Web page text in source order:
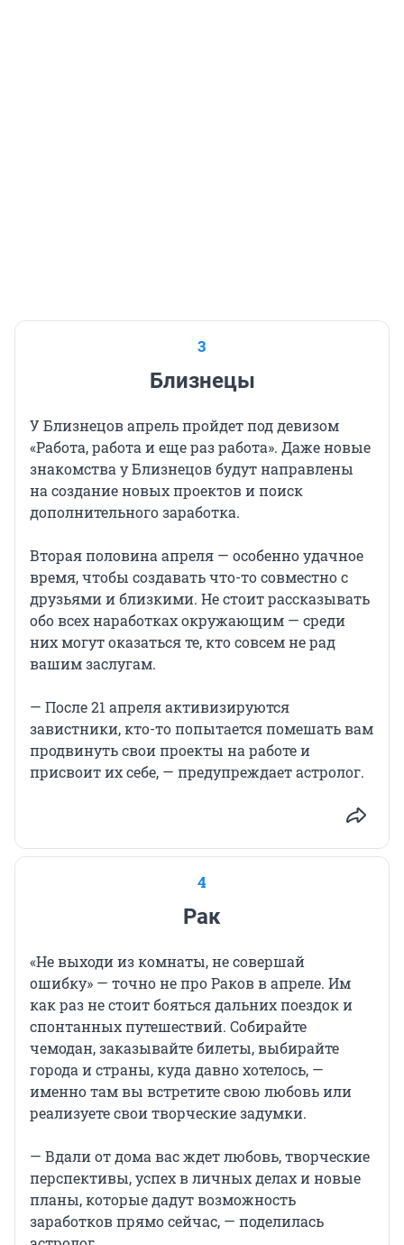
3
Близнецы
У Близнецов апрель пройдет под девизом
«Работа, работа и еще раз работа». Даже новые
знакомства у Близнецов будут направлены
на создание новых проектов и поиск
дополнительного заработка.
Вторая половина апреля — особенно удачное
время, чтобы создавать что-то совместно с
друзьями и близкими. Не стоит рассказывать
обо всех наработках окружающим — среди
них могут оказаться те, кто совсем не рад
вашим заслугам.
— После 21 апреля активизируются
завистники, кто-то попытается помешать вам
продвинуть свои проекты на работе и
присвоит их себе, — предупреждает астролог.
4
Рак
«Не выходи из комнаты, не совершай
ошибку» — точно не про Раков в апреле. Им
как раз не стоит бояться дальних поездок и
спонтанных путешествий. Собирайте
чемодан, заказывайте билеты, выбирайте
города и страны, куда давно хотелось, —
именно там вы встретите свою любовь или
реализуете свои творческие задумки.
— Вдали от дома вас ждет любовь, творческие
перспективы, успех в личных делах и новые
планы, которые дадут возможность
заработков прямо сейчас, — поделилась